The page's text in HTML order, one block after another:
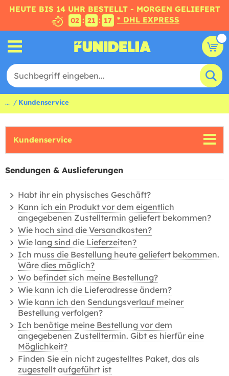
HEUTE BIS 14 UHR BESTELLT - MORGEN GELIEFERT
02 : 21 : 17 * DHL EXPRESS
... Kundenservice
Kundenservice
Sendungen & Auslieferungen
Habt ihr ein physisches Geschäft?
Kann ich ein Produkt vor dem eigentlich
angegebenen Zustelltermin geliefert bekommen?
Wie hoch sind die Versandkosten?
Wie lang sind die Lieferzeiten?
Ich muss die Bestellung heute geliefert bekommen.
Wäre dies möglich?
Wo befindet sich meine Bestellung?
Wie kann ich die Lieferadresse ändern?
Wie kann ich den Sendungsverlauf meiner
Bestellung verfolgen?
Ich benötige meine Bestellung vor dem
angegebenen Zustelltermin. Gibt es hierfür eine
Möglichkeit?
Finden Sie ein nicht zugestelltes Paket, das als
zugestellt aufgeführt ist